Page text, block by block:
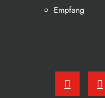
Empfang